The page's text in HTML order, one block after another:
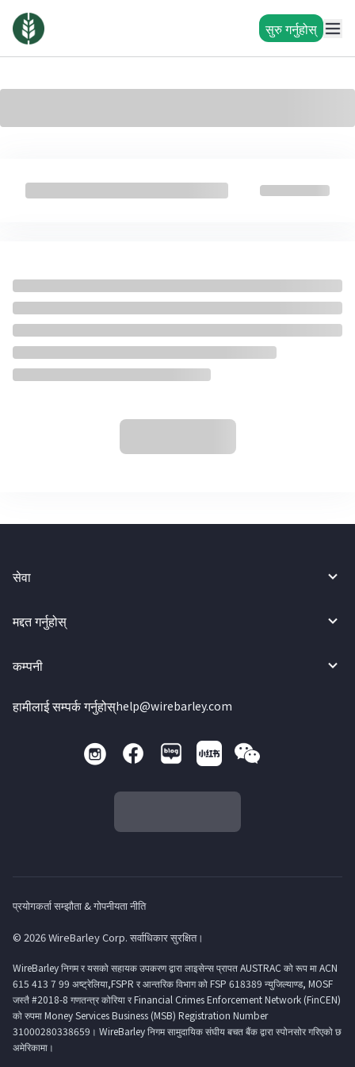
सुरु गर्नुहोस्
सेवा
मद्दत गर्नुहोस्
कम्पनी
हामीलाई सम्पर्क गर्नुहोस्help@wirebarley.com
प्रयोगकर्ता सम्झौता & गोपनीयता नीति
© 2026 WireBarley Corp. सर्वाधिकार सुरक्षित।
WireBarley निगम र यसको सहायक उपकरण द्वारा लाइसेन्स प्रापत AUSTRAC को रूप मा ACN
615 413 7 99 अष्ट्रेलिया,FSPR र आन्तरिक विभाग को FSP 618389 न्युजिल्याण्ड, MOSF
जस्तै #2018-8 गणतन्त्र कोरिया र Financial Crimes Enforcement Network (FinCEN)
को रुपमा Money Services Business (MSB) Registration Number
31000280338659। WireBarley निगम सामुदायिक संघीय बचत बैंक द्वारा स्पोनसोर गरिएको छ
अमेरिकामा।